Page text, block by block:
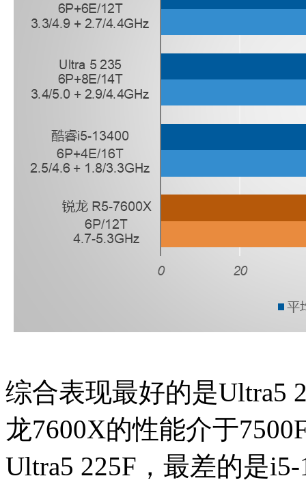
综合表现最好的是Ultra5
龙7600X的性能介于
Ultra5 225F，最差的是i5-